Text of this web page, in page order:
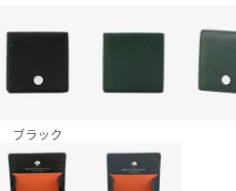
ブラック